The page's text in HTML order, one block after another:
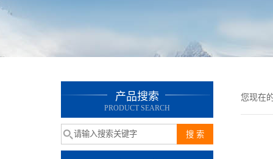
产品搜索
PRODUCT SEARCH
您现在